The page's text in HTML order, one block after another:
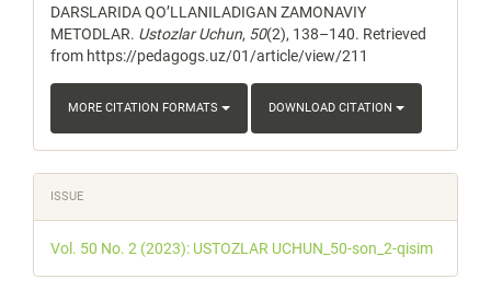
DARSLARIDA QO’LLANILADIGAN ZAMONAVIY
METODLAR. Ustozlar Uchun, 50(2), 138–140. Retrieved
from https://pedagogs.uz/01/article/view/211
MORE CITATION FORMATS DOWNLOAD CITATION
ISSUE
Vol. 50 No. 2 (2023): USTOZLAR UCHUN_50-son_2-qisim